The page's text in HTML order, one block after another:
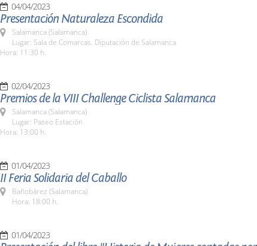
04/04/2023
Presentación Naturaleza Escondida
Salamanca (Salamanca)
Lugar: Sala de Comarcas. Diputación de Salamanca
Hora: 11:30 h.
02/04/2023
Premios de la VIII Challenge Ciclista Salamanca
Salamanca (Salamanca)
Lugar: Paseo Estación
Hora: 13:00 h.
01/04/2023
II Feria Solidaria del Caballo
Bañobárez (Salamanca)
Hora: 18:00 h.
01/04/2023